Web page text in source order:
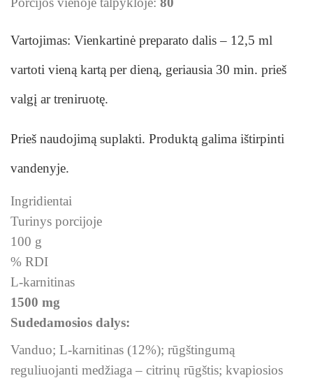
Vartojimas: Vienkartinė preparato dalis – 12,5 ml
vartoti vieną kartą per dieną, geriausia 30 min. prieš
valgį ar treniruotę.
Prieš naudojimą suplakti. Produktą galima ištirpinti
vandenyje.
Ingridientai
Turinys porcijoje
100 g
% RDI
L-karnitinas
1500 mg
Sudedamosios dalys:
Vanduo; L-karnitinas (12%); rūgštingumą
reguliuojanti medžiaga – citrinų rūgštis; kvapiosios